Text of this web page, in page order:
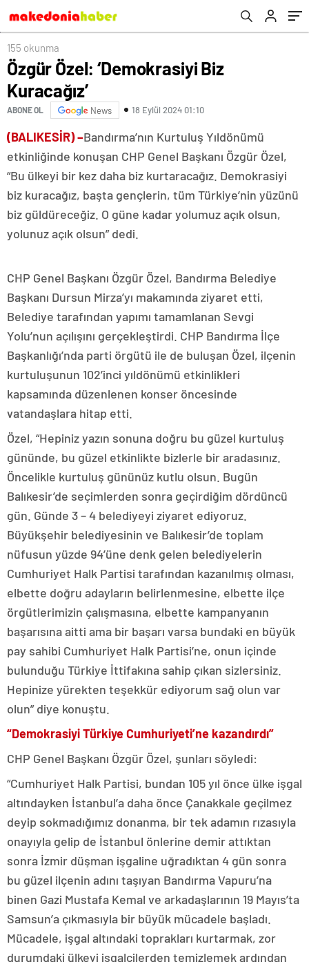
155 okunma
Özgür Özel: ‘Demokrasiyi Biz
Kuracağız’
ABONE OL News 18 Eylül 2024 01:10
(BALIKESİR) –Bandırma’nın Kurtuluş Yıldönümü
etkinliğinde konuşan CHP Genel Başkanı Özgür Özel,
“Bu ülkeyi bir kez daha biz kurtaracağız. Demokrasiyi
biz kuracağız, başta gençlerin, tüm Türkiye’nin yüzünü
biz güldüreceğiz. O güne kadar yolumuz açık olsun,
yolunuz açık olsun” dedi.
CHP Genel Başkanı Özgür Özel, Bandırma Belediye
Başkanı Dursun Mirza’yı makamında ziyaret etti,
Belediye tarafından yapımı tamamlanan Sevgi
Yolu’nun açılışını gerçekleştirdi. CHP Bandırma İlçe
Başkanlığı’nda parti örgütü ile de buluşan Özel, ilçenin
kurtuluşunun 102’inci yıldönümü etkinlikleri
kapsamında düzenlenen konser öncesinde
vatandaşlara hitap etti.
Özel, “Hepiniz yazın sonuna doğru bu güzel kurtuluş
gününde, bu güzel etkinlikte bizlerle bir aradasınız.
Öncelikle kurtuluş gününüz kutlu olsun. Bugün
Balıkesir’de seçimlerden sonra geçirdiğim dördüncü
gün. Günde 3 – 4 belediyeyi ziyaret ediyoruz.
Büyükşehir belediyesinin ve Balıkesir’de toplam
nüfusun yüzde 94’üne denk gelen belediyelerin
Cumhuriyet Halk Partisi tarafından kazanılmış olması,
elbette doğru adayların belirlenmesine, elbette ilçe
örgütlerimizin çalışmasına, elbette kampanyanın
başarısına aitti ama bir başarı varsa bundaki en büyük
pay sahibi Cumhuriyet Halk Partisi’ne, onun içinde
bulunduğu Türkiye İttifakına sahip çıkan sizlersiniz.
Hepinize yürekten teşekkür ediyorum sağ olun var
olun” diye konuştu.
“Demokrasiyi Türkiye Cumhuriyeti’ne kazandırdı”
CHP Genel Başkanı Özgür Özel, şunları söyledi:
“Cumhuriyet Halk Partisi, bundan 105 yıl önce ülke işgal
altındayken İstanbul’a daha önce Çanakkale geçilmez
deyip sokmadığımız donanma, bir tek adamın rızasıyla
onayıyla gelip de İstanbul önlerine demir attıktan
sonra İzmir düşman işgaline uğradıktan 4 gün sonra
bu güzel ilçenin adını taşıyan Bandırma Vapuru’na
binen Gazi Mustafa Kemal ve arkadaşlarının 19 Mayıs’ta
Samsun’a çıkmasıyla bir büyük mücadele başladı.
Mücadele, işgal altındaki toprakları kurtarmak, zor
durumdaki ülkeyi işgalcilerden temizlemek ardından